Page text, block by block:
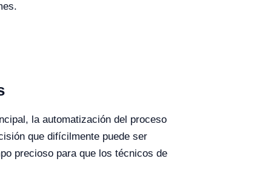
la automatización del proceso
que difícilmente puede ser
precioso para que los técnicos de